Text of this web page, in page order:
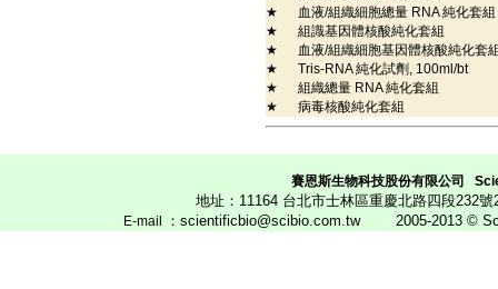
★
血液/組織細胞總量 RNA 純化套組
★
組識基因體核酸純化套組
★
血液/組織細胞基因體核酸純化套
★
Tris-RNA 純化試劑, 100ml/bt
★
組織總量 RNA 純化套組
★
病毒核酸純化套組
賽恩斯生物科技股份有限公司
地址：11164 台北市士林區重慶北路四段
E-mail ：scientificbio@scibio.com.tw 2005-2013 ©